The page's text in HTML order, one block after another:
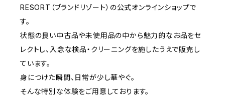
RESORT（ブランドリゾート）の公式オンラインショップで
す。
状態の良い中古品や未使用品の中から魅力的なお品をセ
レクトし、入念な検品・クリーニングを施したうえで販売し
ています。
身につけた瞬間、日常が少し華やぐ。
そんな特別な体験をご用意しております。